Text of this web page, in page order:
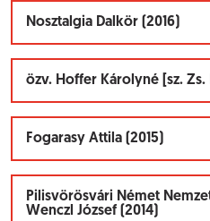
Nosztalgia Dalkör (2016)
özv. Hoffer Károlyné [sz. Zs.
Fogarasy Attila (2015)
Pilisvörösvári Német
Wenczl József (2014)